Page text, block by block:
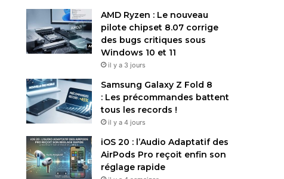
AMD Ryzen : Le nouveau
pilote chipset 8.07 corrige
des bugs critiques sous
Windows 10 et 11
il y a 3 jours
Samsung Galaxy Z Fold 8
: Les précommandes battent
tous les records !
il y a 4 jours
iOS 20 : l’Audio Adaptatif des
AirPods Pro reçoit enfin son
réglage rapide